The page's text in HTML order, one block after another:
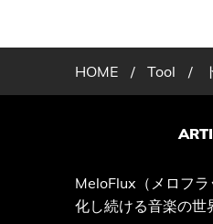
HOME / Tool /
MeloFlux（メロフラ
化し続ける音楽の世